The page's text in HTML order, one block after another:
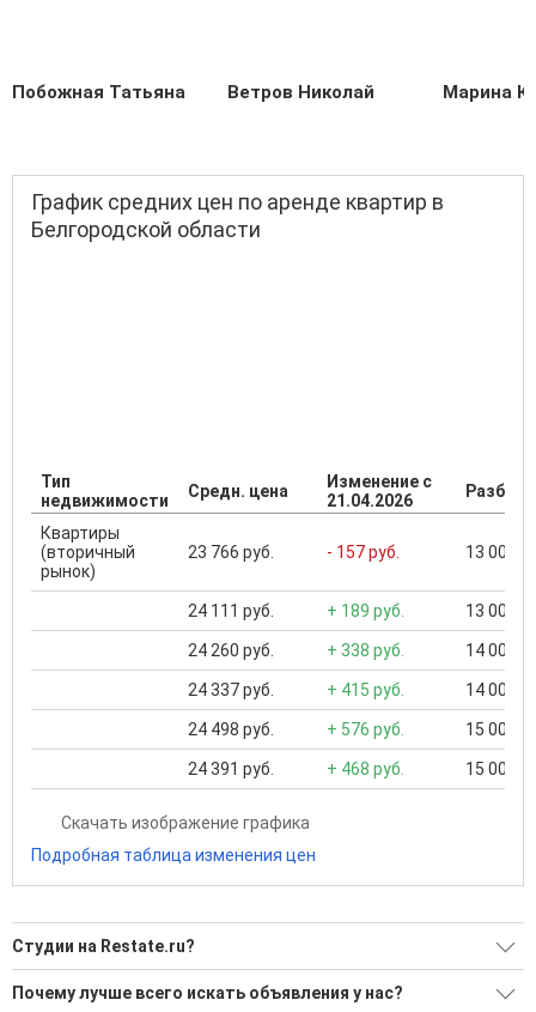
Побожная Татьяна Ветров Николай Марина
График средних цен по аренде квартир в
Белгородской области
Тип
недвижимости
Средн. цена
Изменение с
21.04.2026
Квартиры
(вторичный
рынок)
23 766 руб. - 157 руб. 13 000
24 111 руб. + 189 руб. 13 000
24 260 руб. + 338 руб. 14 000
24 337 руб. + 415 руб. 14 000
24 498 руб. + 576 руб. 15 000
24 391 руб. + 468 руб. 15 000
Скачать изображение графика
Подробная таблица изменения цен
Студии на Restate.ru?
Почему лучше всего искать объявления у нас?